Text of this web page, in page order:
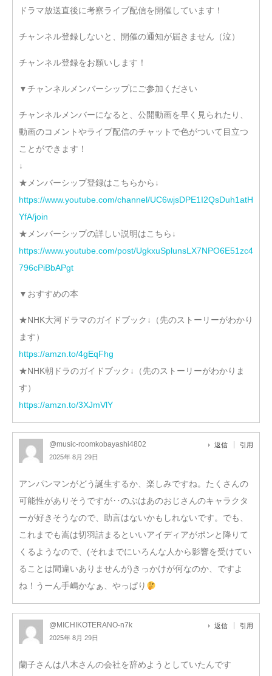
ドラマ放送直後に考察ライブ配信を開催しています！
チャンネル登録しないと、開催の通知が届きません（泣）
チャンネル登録をお願いします！
▼チャンネルメンバーシップにご参加ください
チャンネルメンバーになると、公開動画を早く見られたり、
動画のコメントやライブ配信のチャットで色がついて目立つ
ことができます！
↓
★メンバーシップ登録はこちらから↓
https://www.youtube.com/channel/UC6wjsDPE1I2QsDuh1atH
YfA/join
★メンバーシップの詳しい説明はこちら↓
https://www.youtube.com/post/UgkxuSplunsLX7NPO6E51zc4
796cPiBbAPgt
▼おすすめの本
★NHK大河ドラマのガイドブック↓（先のストーリーがわかり
ます）
https://amzn.to/4gEqFhg
★NHK朝ドラのガイドブック↓（先のストーリーがわかりま
す）
https://amzn.to/3XJmVlY
@music-roomkobayashi4802
2025年 8月 29日
返信 引用
アンパンマンがどう誕生するか、楽しみですね。たくさんの
可能性がありそうですが‥のぶはあのおじさんのキャラクタ
ーが好きそうなので、助言はないかもしれないです。でも、
これまでも嵩は切羽詰まるといいアイディアがポンと降りて
くるようなので、(それまでにいろんな人から影響を受けてい
ることは間違いありませんが)きっかけが何なのか、ですよ
ね！うーん手嶋かなぁ、やっぱり
@MICHIKOTERANO-n7k
2025年 8月 29日
返信 引用
蘭子さんは八木さんの会社を辞めようとしていたんです